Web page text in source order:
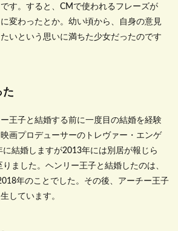
す。すると、CMで使われるフレーズが
に変わったとか。幼い頃から、自身の意見
いという思いに満ちた少女だったのです
た
王子と結婚する前に一度目の結婚を経験
画プロデューサーのトレヴァー・エンゲ
結婚しますが2013年には別居が報じら
ました。ヘンリー王子と結婚したのは、
年のことでした。その後、アーチー王子
しています。